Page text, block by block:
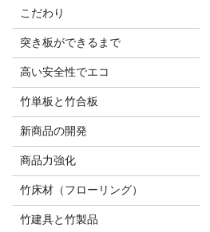
こだわり
突き板ができるまで
高い安全性でエコ
竹単板と竹合板
新商品の開発
商品力強化
竹床材（フローリング）
竹建具と竹製品